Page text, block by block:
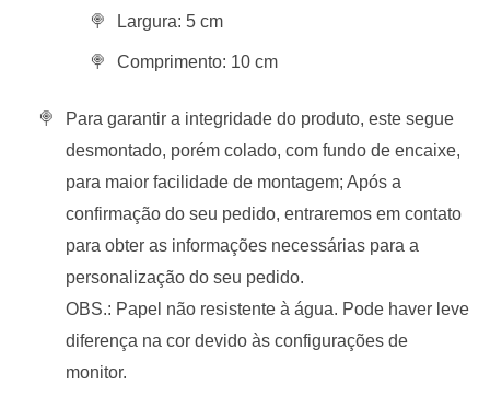
Largura: 5 cm
Comprimento: 10 cm
Para garantir a integridade do produto, este segue
desmontado, porém colado, com fundo de encaixe,
para maior facilidade de montagem; Após a
confirmação do seu pedido, entraremos em contato
para obter as informações necessárias para a
personalização do seu pedido.
OBS.: Papel não resistente à água. Pode haver leve
diferença na cor devido às configurações de
monitor.